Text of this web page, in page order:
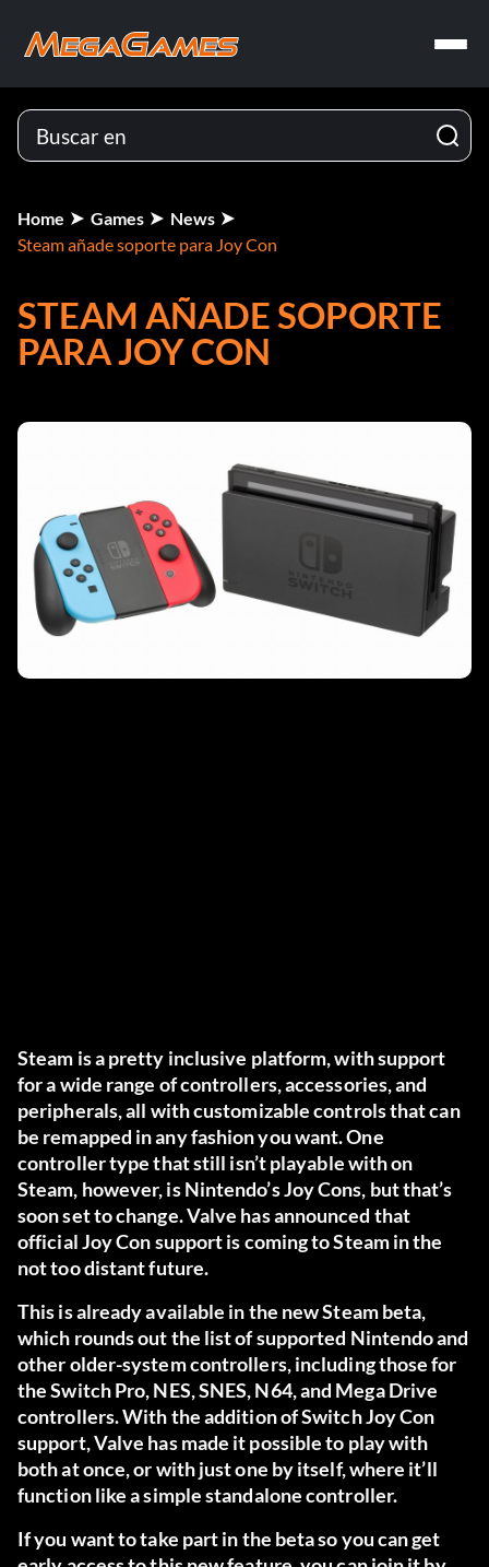
Home Games
News
Steam añade soporte para Joy Con
STEAM AÑADE SOPORTE
PARA JOY CON
Steam is a pretty inclusive platform, with support
for a wide range of controllers, accessories, and
peripherals, all with customizable controls that can
be remapped in any fashion you want. One
controller type that still isn’t playable with on
Steam, however, is Nintendo’s Joy Cons, but that’s
soon set to change. Valve has announced that
official Joy Con support is coming to Steam in the
not too distant future.
This is already available in the new Steam beta,
which rounds out the list of supported Nintendo and
other older-system controllers, including those for
the Switch Pro, NES, SNES, N64, and Mega Drive
controllers. With the addition of Switch Joy Con
support, Valve has made it possible to play with
both at once, or with just one by itself, where it’ll
function like a simple standalone controller.
If you want to take part in the beta so you can get